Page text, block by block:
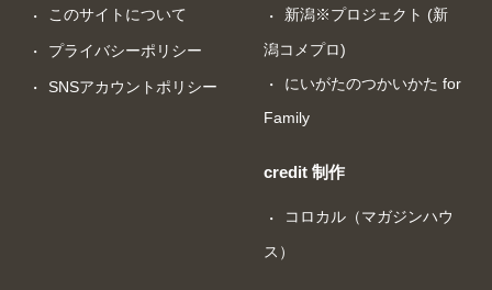
このサイトについて
プライバシーポリシー
SNSアカウントポリシー
新潟※プロジェクト (新
潟コメプロ)
にいがたのつかいかた for
Family
credit 制作
コロカル（マガジンハウ
ス）